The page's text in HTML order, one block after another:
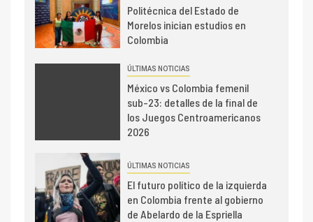
Politécnica del Estado de
Morelos inician estudios en
Colombia
ÚLTIMAS NOTICIAS
México vs Colombia femenil
sub-23: detalles de la final de
los Juegos Centroamericanos
2026
ÚLTIMAS NOTICIAS
El futuro político de la izquierda
en Colombia frente al gobierno
de Abelardo de la Espriella